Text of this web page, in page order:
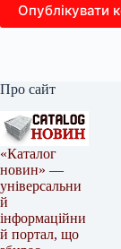
Опублікувати
Про сайт
«Каталог
новин» —
універсальни
й
інформаційни
й портал, що